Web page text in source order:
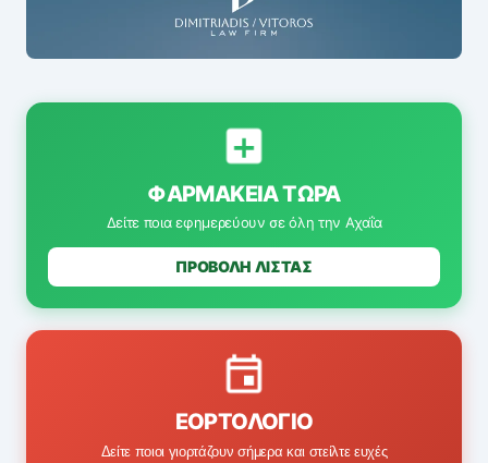
ΦΑΡΜΑΚΕΊΑ ΤΏΡΑ
Δείτε ποια εφημερεύουν σε όλη την Αχαΐα
ΠΡΟΒΟΛΗ ΛΙΣΤΑΣ
ΕΟΡΤΟΛΌΓΙΟ
Δείτε ποιοι γιορτάζουν σήμερα και στείλτε ευχές